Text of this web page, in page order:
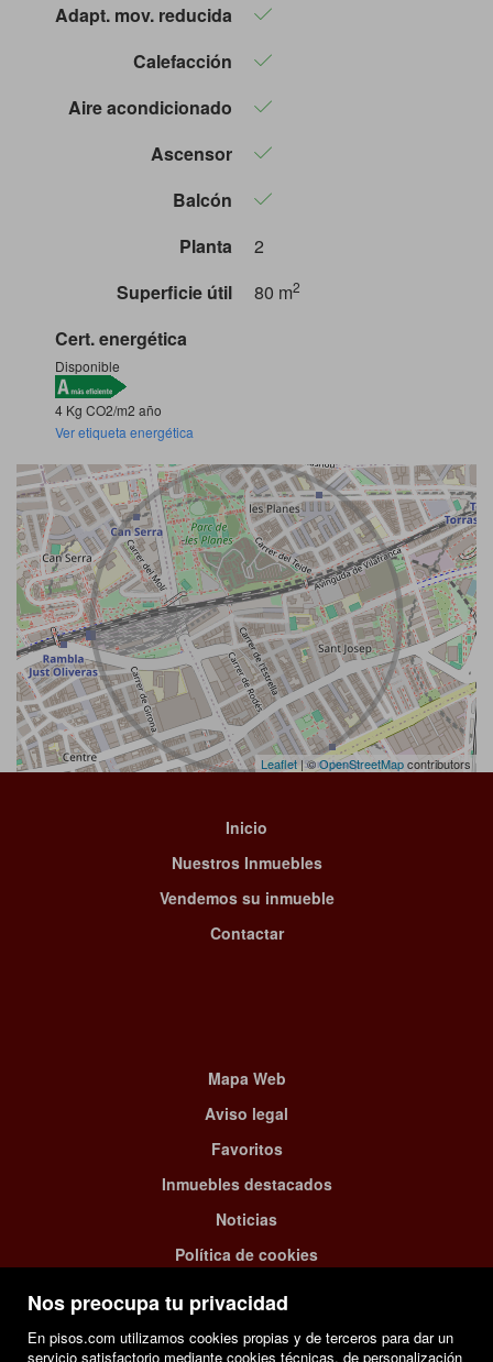
Nos preocupa tu privacidad
En pisos.com utilizamos cookies propias y de terceros para dar un
servicio satisfactorio mediante cookies técnicas, de personalización
Adapt. mov. reducida
Calefacción
Aire acondicionado
Ascensor
Balcón
Planta
2
Superficie útil
80 m2
Cert. energética
Disponible
4 Kg CO2/m2 año
Ver etiqueta energética
Leaflet | ©OpenStreetMapcontributors
Inicio
Nuestros Inmuebles
Vendemos su inmueble
Contactar
Mapa Web
Aviso legal
Favoritos
Inmuebles destacados
Noticias
Política de cookies